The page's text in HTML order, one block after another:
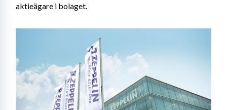
aktieägare i bolaget.